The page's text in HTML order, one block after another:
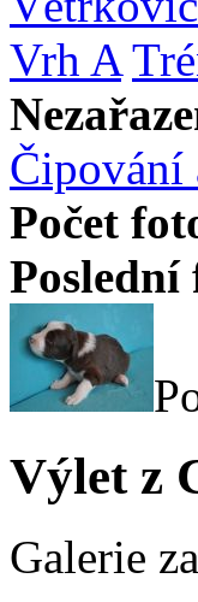
Vrh A
Čipování
Počet
Poslední
Výlet z
Galerie